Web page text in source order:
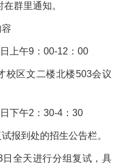
群里通知。
上午9：00-12：00
校区文二楼北楼503会议
下午2：30-4：30
报到处的招生公告栏。
全天进行分组复试，具